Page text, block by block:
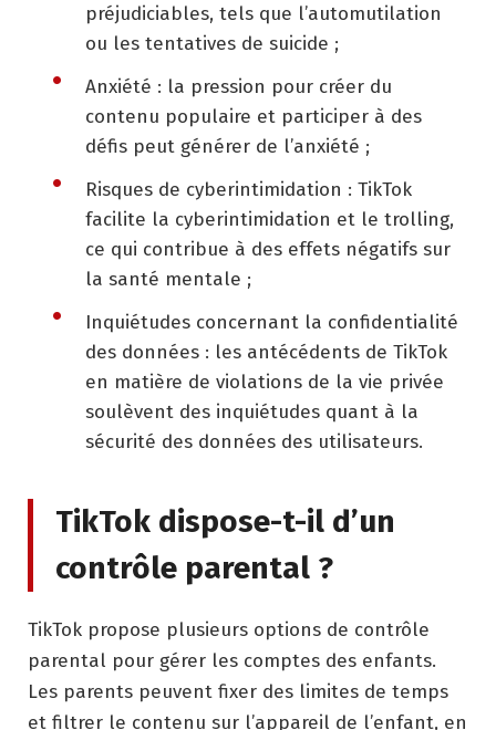
préjudiciables, tels que l’automutilation
ou les tentatives de suicide ;
Anxiété : la pression pour créer du
contenu populaire et participer à des
défis peut générer de l’anxiété ;
Risques de cyberintimidation : TikTok
facilite la cyberintimidation et le trolling,
ce qui contribue à des effets négatifs sur
la santé mentale ;
Inquiétudes concernant la confidentialité
des données : les antécédents de TikTok
en matière de violations de la vie privée
soulèvent des inquiétudes quant à la
sécurité des données des utilisateurs.
TikTok dispose-t-il d’un
contrôle parental ?
TikTok propose plusieurs options de contrôle
parental pour gérer les comptes des enfants.
Les parents peuvent fixer des limites de temps
et filtrer le contenu sur l’appareil de l’enfant, en